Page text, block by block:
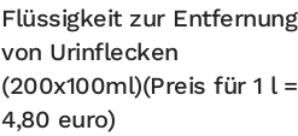
Flüssigkeit zur Entfernung
von Urinflecken
(200x100ml)(Preis für 1 l =
4,80 euro)